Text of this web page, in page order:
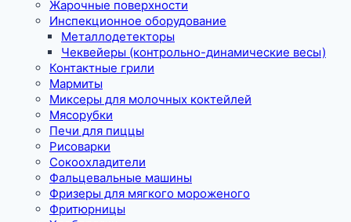
Жарочные поверхности
Инспекционное оборудование
Металлодетекторы
Чеквейеры (контрольно-динамические весы)
Контактные грили
Мармиты
Миксеры для молочных коктейлей
Мясорубки
Печи для пиццы
Рисоварки
Сокоохладители
Фальцевальные машины
Фризеры для мягкого мороженого
Фритюрницы